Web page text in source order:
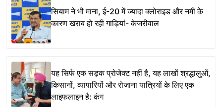
सियाम ने भी माना, ई-20 में ज्यादा क्लोराइड और नमी के
कारण खराब हो रही गाड़ियां- केजरीवाल
यह सिर्फ एक सड़क प्रोजेक्ट नहीं है, यह लाखों श्रद्धालुओं,
किसानों, व्यापारियों और रोजाना यात्रियों के लिए एक
लाइफलाइन है: कंग